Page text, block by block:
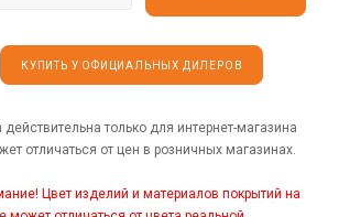
КУПИТЬ У ОФИЦИАЛЬНЫХ ДИЛЕРОВ
действительна только для интернет-магазина
отличаться от цен в розничных магазинах.
Цвет изделий и материалов покрытий на